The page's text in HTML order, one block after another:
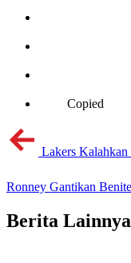
Copied
Lakers
Ronney Gantikan
Berita Lainnya